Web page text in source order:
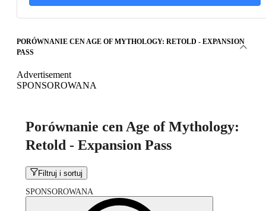
PORÓWNANIE CEN AGE OF MYTHOLOGY: RETOLD - EXPANSION
PASS
Advertisement
SPONSOROWANA
Porównanie cen Age of Mythology:
Retold - Expansion Pass
Filtruj i sortuj
SPONSOROWANA